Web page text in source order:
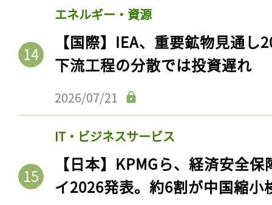
エネルギー・資源
【国際】IEA、重要鉱物見通
下流工程の分散では投資遅れ
2026/07/21
IT・ビジネスサービス
【日本】KPMGら、経済安全
イ2026発表。約6割が中国縮小